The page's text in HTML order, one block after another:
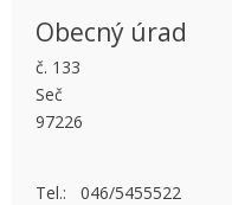
Obecný úrad
č. 133
Seč
97226
Tel.: 046/5455522